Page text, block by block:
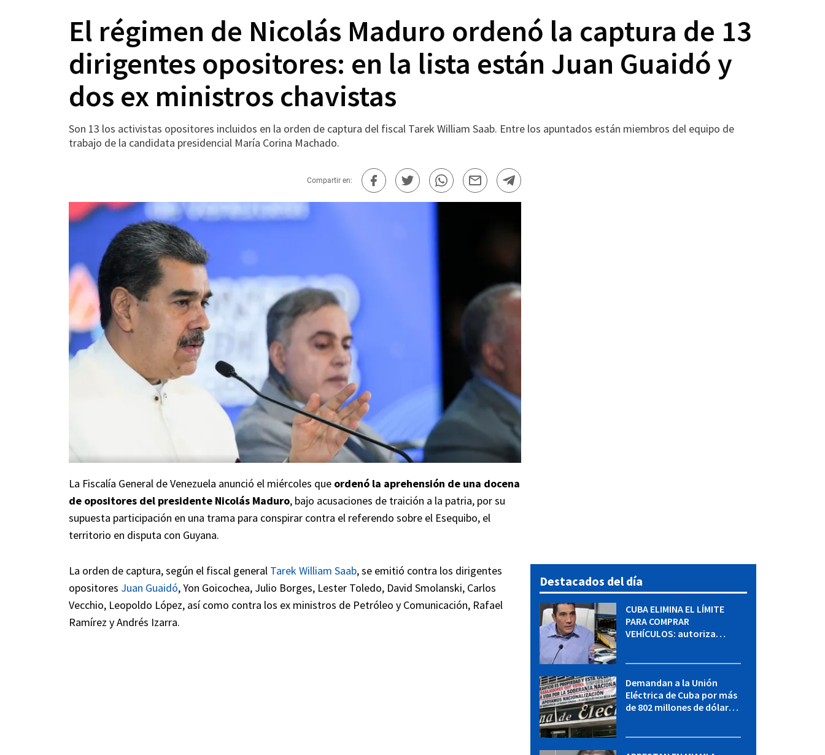
El régimen de Nicolás Maduro ordenó la captura de 13
dirigentes opositores: en la lista están Juan Guaidó y
dos ex ministros chavistas
Son 13 los activistas opositores incluidos en la orden de captura del fiscal Tarek William Saab. Entre los apuntados están miembros del equipo de
trabajo de la candidata presidencial María Corina Machado.
Compartir en:
La Fiscalía General de Venezuela anunció el miércoles que ordenó la aprehensión de una docena
de opositores del presidente Nicolás Maduro, bajo acusaciones de traición a la patria, por su
supuesta participación en una trama para conspirar contra el referendo sobre el Esequibo, el
territorio en disputa con Guyana.
La orden de captura, según el fiscal general Tarek William Saab, se emitió contra los dirigentes
opositores Juan Guaidó, Yon Goicochea, Julio Borges, Lester Toledo, David Smolanski, Carlos
Vecchio, Leopoldo López, así como contra los ex ministros de Petróleo y Comunicación, Rafael
Ramírez y Andrés Izarra.
Destacados del día
CUBA ELIMINA EL LÍMITE
PARA COMPRAR
VEHÍCULOS: autoriza
Demandan a la Unión
Eléctrica de Cuba por más
de 802 millones de dólares